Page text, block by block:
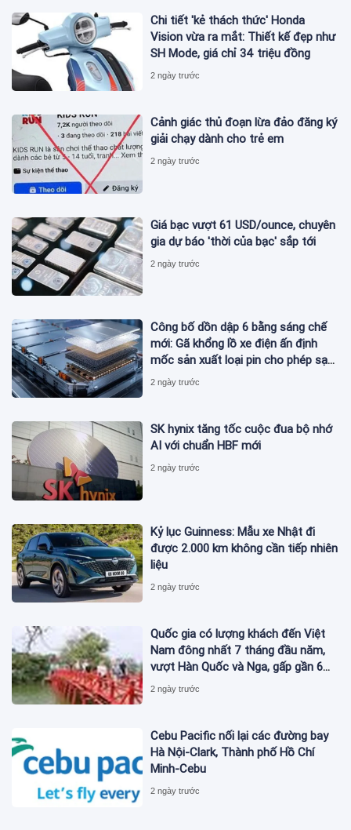
Chi tiết 'kẻ thách thức' Honda
Vision vừa ra mắt: Thiết kế đẹp như
SH Mode, giá chỉ 34 triệu đồng
2 ngày trước
Cảnh giác thủ đoạn lừa đảo đăng ký
giải chạy dành cho trẻ em
2 ngày trước
Giá bạc vượt 61 USD/ounce, chuyên
gia dự báo 'thời của bạc' sắp tới
2 ngày trước
Công bố dồn dập 6 bằng sáng chế
mới: Gã khổng lồ xe điện ấn định
mốc sản xuất loại pin cho phép sạc
1 lần đi từ Hà Nội đến TP.HCM
2 ngày trước
SK hynix tăng tốc cuộc đua bộ nhớ
AI với chuẩn HBF mới
2 ngày trước
Kỷ lục Guinness: Mẫu xe Nhật đi
được 2.000 km không cần tiếp nhiên
liệu
2 ngày trước
Quốc gia có lượng khách đến Việt
Nam đông nhất 7 tháng đầu năm,
vượt Hàn Quốc và Nga, gấp gần 6
lần Ấn Độ
2 ngày trước
Cebu Pacific nối lại các đường bay
Hà Nội-Clark, Thành phố Hồ Chí
Minh-Cebu
2 ngày trước